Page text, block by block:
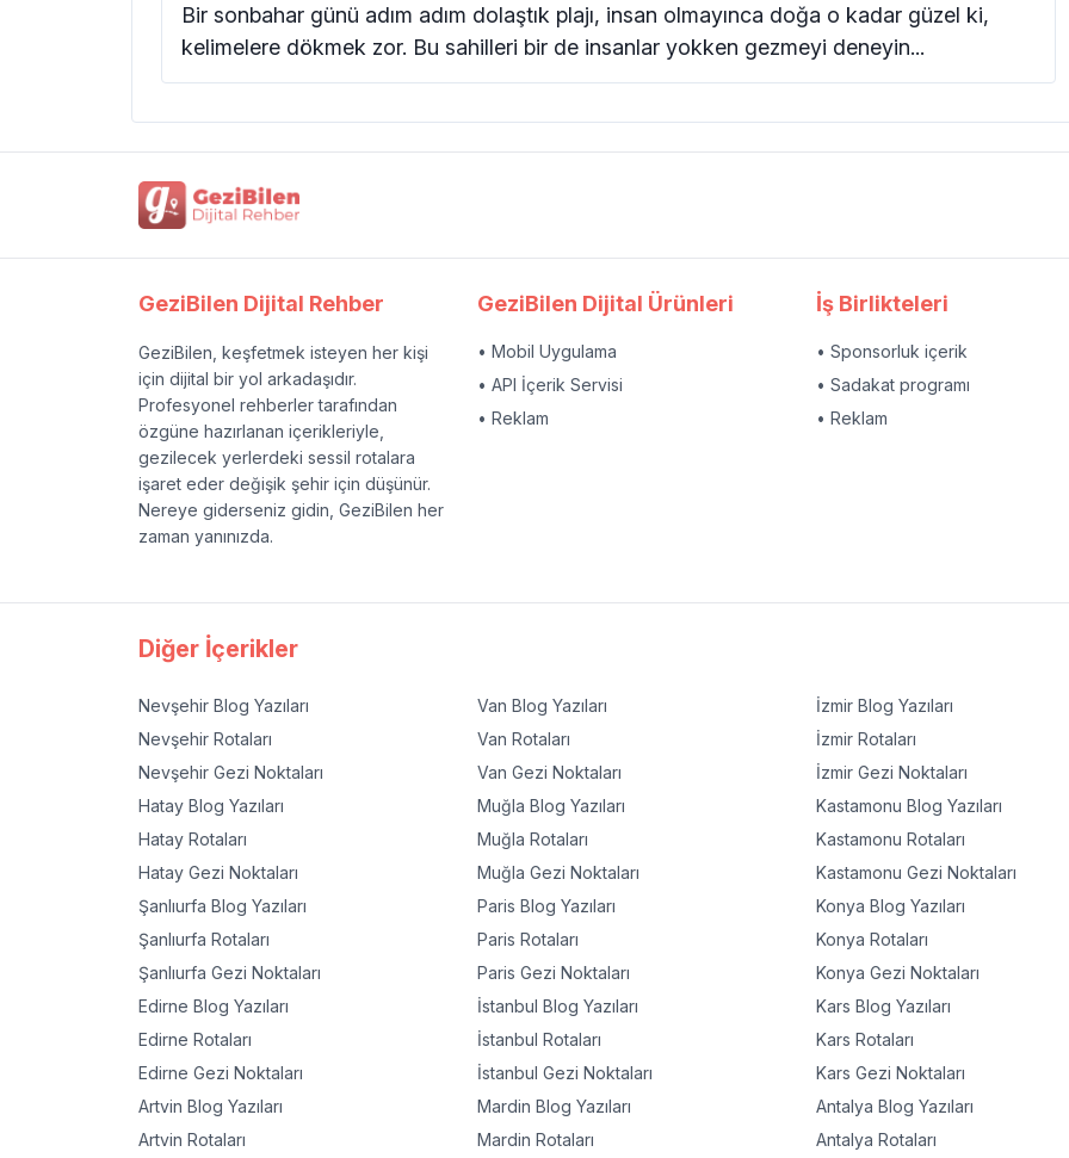
Bir sonbahar günü adım adım dolaştık plajı, insan olmayınca doğa o kadar güzel ki,
kelimelere dökmek zor. Bu sahilleri bir de insanlar yokken gezmeyi deneyin...
GeziBilen Dijital Rehber
GeziBilen, keşfetmek isteyen her kişi
için dijital bir yol arkadaşıdır.
Profesyonel rehberler tarafından
özgüne hazırlanan içerikleriyle,
gezilecek yerlerdeki sessil rotalara
işaret eder değişik şehir için düşünür.
Nereye giderseniz gidin, GeziBilen her
zaman yanınızda.
GeziBilen Dijital Ürünleri
• Mobil Uygulama
• API İçerik Servisi
• Reklam
İş Birlikteleri
• Sponsorluk içerik
• Sadakat programı
• Reklam
Diğer İçerikler
Nevşehir Blog Yazıları
Nevşehir Rotaları
Nevşehir Gezi Noktaları
Hatay Blog Yazıları
Hatay Rotaları
Hatay Gezi Noktaları
Şanlıurfa Blog Yazıları
Şanlıurfa Rotaları
Şanlıurfa Gezi Noktaları
Edirne Blog Yazıları
Edirne Rotaları
Edirne Gezi Noktaları
Artvin Blog Yazıları
Artvin Rotaları
Van Blog Yazıları
Van Rotaları
Van Gezi Noktaları
Muğla Blog Yazıları
Muğla Rotaları
Muğla Gezi Noktaları
Paris Blog Yazıları
Paris Rotaları
Paris Gezi Noktaları
İstanbul Blog Yazıları
İstanbul Rotaları
İstanbul Gezi Noktaları
Mardin Blog Yazıları
Mardin Rotaları
İzmir Blog Yazıları
İzmir Rotaları
İzmir Gezi Noktaları
Kastamonu Blog Yazıları
Kastamonu Rotaları
Kastamonu Gezi Noktaları
Konya Blog Yazıları
Konya Rotaları
Konya Gezi Noktaları
Kars Blog Yazıları
Kars Rotaları
Kars Gezi Noktaları
Antalya Blog Yazıları
Antalya Rotaları